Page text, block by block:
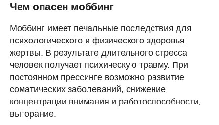
Чем опасен моббинг
Моббинг имеет печальные последствия для
психологического и физического здоровья
жертвы. В результате длительного стресса
человек получает психическую травму. При
постоянном прессинге возможно развитие
соматических заболеваний, снижение
концентрации внимания и работоспособности,
выгорание.